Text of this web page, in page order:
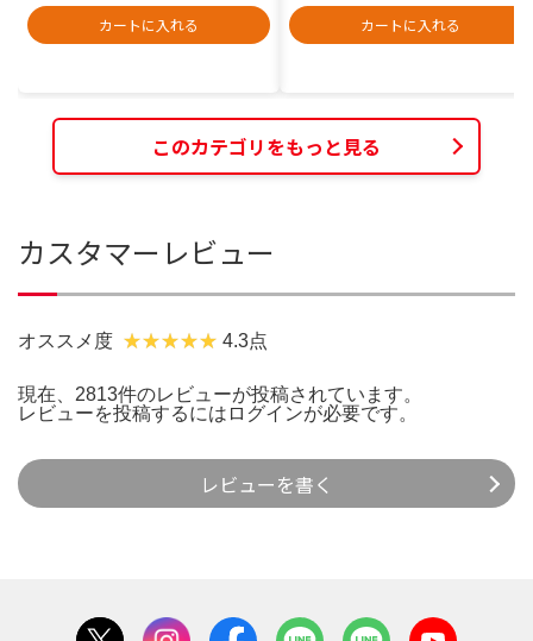
カートに入れる
カートに入れる
このカテゴリをもっと見る
カスタマーレビュー
オススメ度 4.3点
現在、2813件のレビューが投稿されています。
レビューを投稿するには ログインが必要です。
レビューを書く